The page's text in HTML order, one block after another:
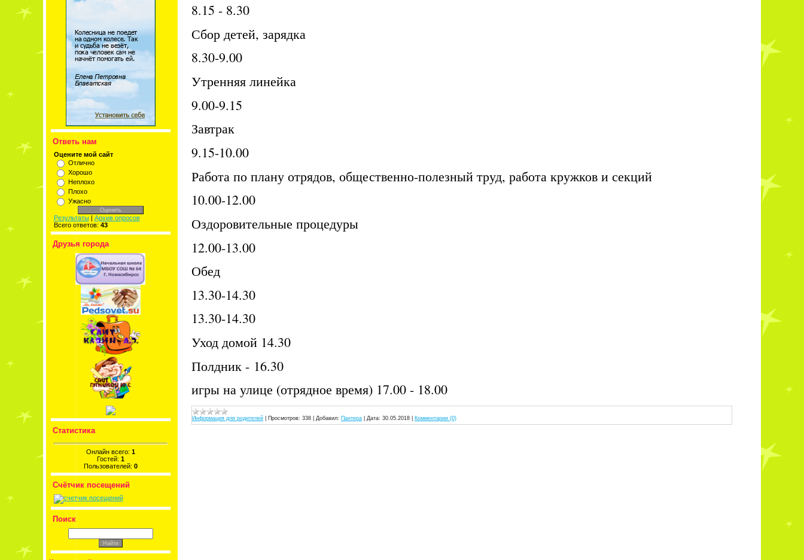
Ответь нам
Оцените мой сайт
Отлично
Хорошо
Неплохо
Плохо
Ужасно
Результаты| Архив опросов
Всего ответов: 43
Друзья города
Статистика
Онлайн всего: 1
Гостей: 1
Пользователей: 0
Счётчик посещений
Поиск
8.15 - 8.30
Сбор детей, зарядка
8.30-9.00
Утренняя линейка
9.00-9.15
Завтрак
9.15-10.00
Работа по плану отрядов, общественно-полезный труд, работа кружков и секций
10.00-12.00
Оздоровительные процедуры
12.00-13.00
Обед
13.30-14.30
13.30-14.30
Уход домой 14.30
Полдник - 16.30
игры на улице (отрядное время) 17.00 - 18.00
Информация для родителей Просмотров: 338 Добавил: Пантера Дата: 30.05.2018 Комментарии (0)